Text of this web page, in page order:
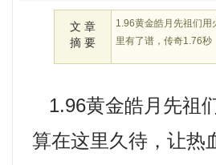
文 章
摘 要
1.96黄金皓月先祖们
里有了谱，传奇1.76秒
1.96黄金皓月先祖
算在这里久待，让热